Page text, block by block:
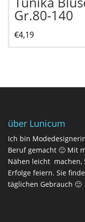
Gr.80-140
€4,19
über Lunicum
Ich bin
Beruf gemacht 🙂 Mit
Nähen leicht machen,
Erfolge feiern. Sie
täglichen Gebrauch 🙂